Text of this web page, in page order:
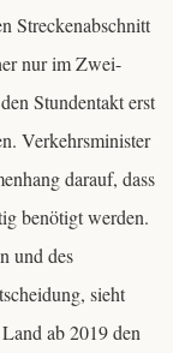
Streckenabschnitt
nur im Zwei-
Stundentakt erst
Verkehrsminister
darauf, dass
benötigt werden.
und des
sieht
ab 2019 den